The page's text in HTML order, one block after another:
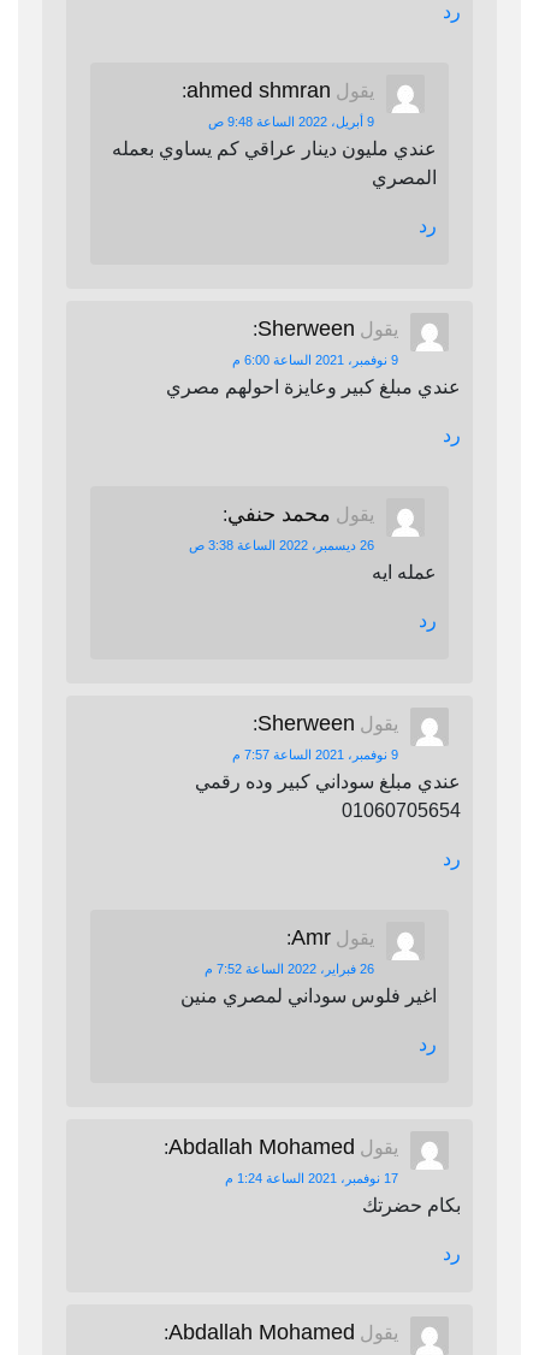
رد
يقول ahmed shmran
:
9 أبريل، 2022 الساعة 9:48 ص
عندي مليون دينار عراقي كم يساوي بعمله
المصري
رد
يقول Sherween
:
9 نوفمبر، 2021 الساعة 6:00 م
عندي مبلغ كبير وعايزة احولهم مصري
رد
يقول محمد حنفي:
26 ديسمبر، 2022 الساعة 3:38 ص
عمله ايه
رد
يقول Sherween
:
9 نوفمبر، 2021 الساعة 7:57 م
عندي مبلغ سوداني كبير وده رقمي
01060705654
رد
يقول Amr
:
26 فبراير، 2022 الساعة 7:52 م
اغير فلوس سوداني لمصري منين
رد
يقول Abdallah Mohamed
:
17 نوفمبر، 2021 الساعة 1:24 م
بكام حضرتك
رد
يقول Abdallah Mohamed
: